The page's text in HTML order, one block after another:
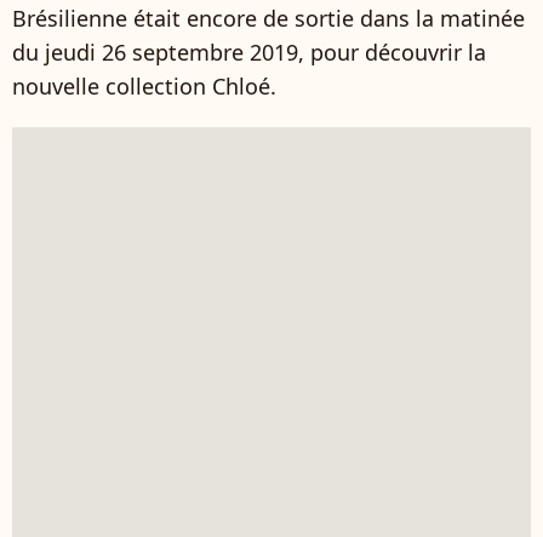
Brésilienne était encore de sortie dans la matinée
du jeudi 26 septembre 2019, pour découvrir la
nouvelle collection Chloé.